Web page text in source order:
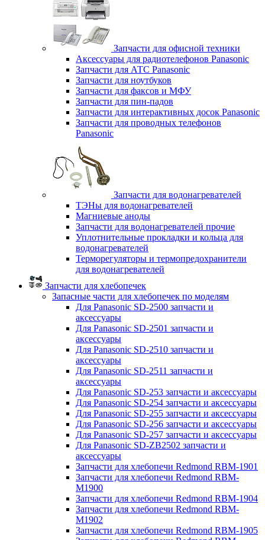
Запчасти для офисной техники
Аксессуары для радиотелефонов Panasonic
Запчасти для АТС Panasonic
Запчасти для ноутбуков
Запчасти для факсов и МФУ
Запчасти для пин-падов
Запчасти для интерактивных досок Panasonic
Запчасти для проводных телефонов
Panasonic
Запчасти для водонагревателей
ТЭНы для водонагревателей
Магниевые аноды
Запчасти для водонагревателей прочие
Уплотнительные прокладки и кольца для
водонагревателей
Терморегуляторы и термопредохранители
для водонагревателей
Запчасти для хлебопечек
Запасные части для хлебопечек по моделям
Для Panasonic SD-2500 запчасти и
аксессуары
Для Panasonic SD-2501 запчасти и
аксессуары
Для Panasonic SD-2510 запчасти и
аксессуары
Для Panasonic SD-2511 запчасти и
аксессуары
Для Panasonic SD-253 запчасти и аксессуары
Для Panasonic SD-254 запчасти и аксессуары
Для Panasonic SD-255 запчасти и аксессуары
Для Panasonic SD-256 запчасти и аксессуары
Для Panasonic SD-257 запчасти и аксессуары
Для Panasonic SD-ZB2502 запчасти и
аксессуары
Запчасти для хлебопечи Redmond RBM-1901
Запчасти для хлебопечи Redmond RBM-
M1900
Запчасти для хлебопечи Redmond RBM-1904
Запчасти для хлебопечи Redmond RBM-
M1902
Запчасти для хлебопечи Redmond RBM-1905